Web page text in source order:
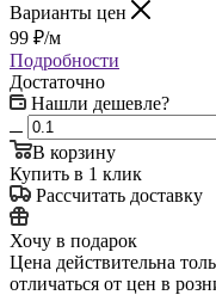
Варианты цен
99 ₽/м
Подробности
Достаточно
Нашли дешевле?
В корзину
Купить в 1 клик
Рассчитать доставку
Хочу в подарок
Цена действительна
отличаться от цен в